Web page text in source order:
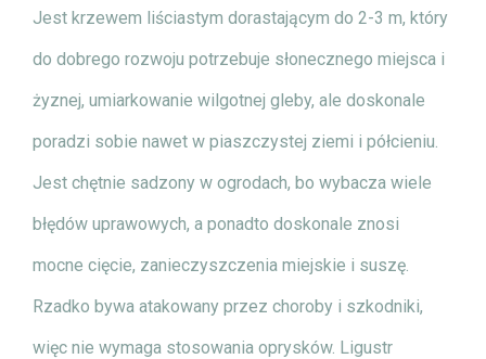
Jest krzewem liściastym dorastającym do 2-3 m, który
do dobrego rozwoju potrzebuje słonecznego miejsca i
żyznej, umiarkowanie wilgotnej gleby, ale doskonale
poradzi sobie nawet w piaszczystej ziemi i półcieniu.
Jest chętnie sadzony w ogrodach, bo wybacza wiele
błędów uprawowych, a ponadto doskonale znosi
mocne cięcie, zanieczyszczenia miejskie i suszę.
Rzadko bywa atakowany przez choroby i szkodniki,
więc nie wymaga stosowania oprysków. Ligustr